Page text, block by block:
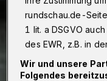
rundschau.de-
1 lit. a DSGVO
des EWR, z.B. in
Wir und unsere
Folgendes